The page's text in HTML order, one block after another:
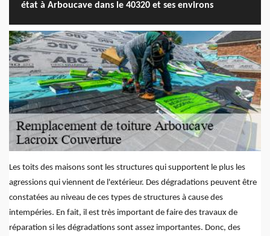
état à Arboucave dans le 40320 et ses environs
Les toits des maisons sont les structures qui supportent le plus les
agressions qui viennent de l'extérieur. Des dégradations peuvent être
constatées au niveau de ces types de structures à cause des
intempéries. En fait, il est très important de faire des travaux de
réparation si les dégradations sont assez importantes. Donc, des